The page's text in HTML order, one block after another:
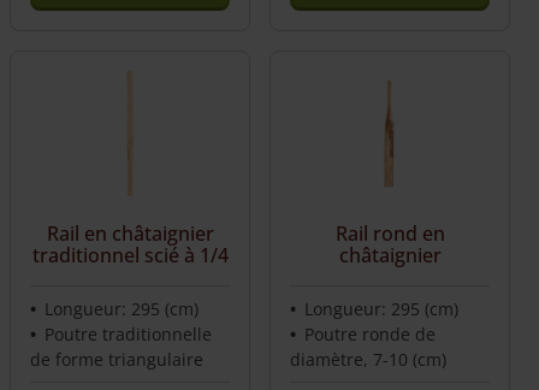
be
chosen
the
product
page
chosen
the
product
page
Rail en châtaignier
traditionnel scié à 1/4
Longueur: 295 (cm)
Poutre traditionnelle
de forme triangulaire
Rail rond en
châtaignier
Longueur: 295 (cm)
Poutre ronde de
diamètre, 7-10 (cm)